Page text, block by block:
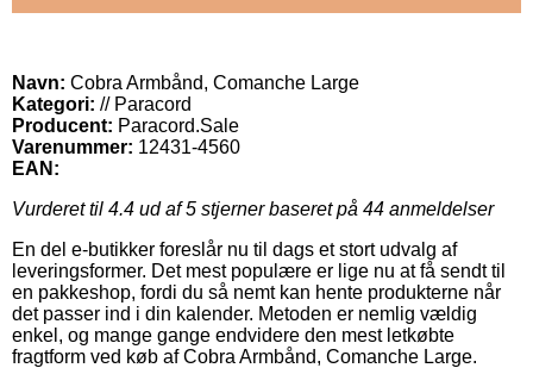
Navn: Cobra Armbånd, Comanche Large
Kategori: // Paracord
Producent: Paracord.Sale
Varenummer: 12431-4560
EAN:
Vurderet til 4.4 ud af 5 stjerner baseret på 44 anmeldelser
En del e-butikker foreslår nu til dags et stort udvalg af
leveringsformer. Det mest populære er lige nu at få sendt til
en pakkeshop, fordi du så nemt kan hente produkterne når
det passer ind i din kalender. Metoden er nemlig vældig
enkel, og mange gange endvidere den mest letkøbte
fragtform ved køb af Cobra Armbånd, Comanche Large.